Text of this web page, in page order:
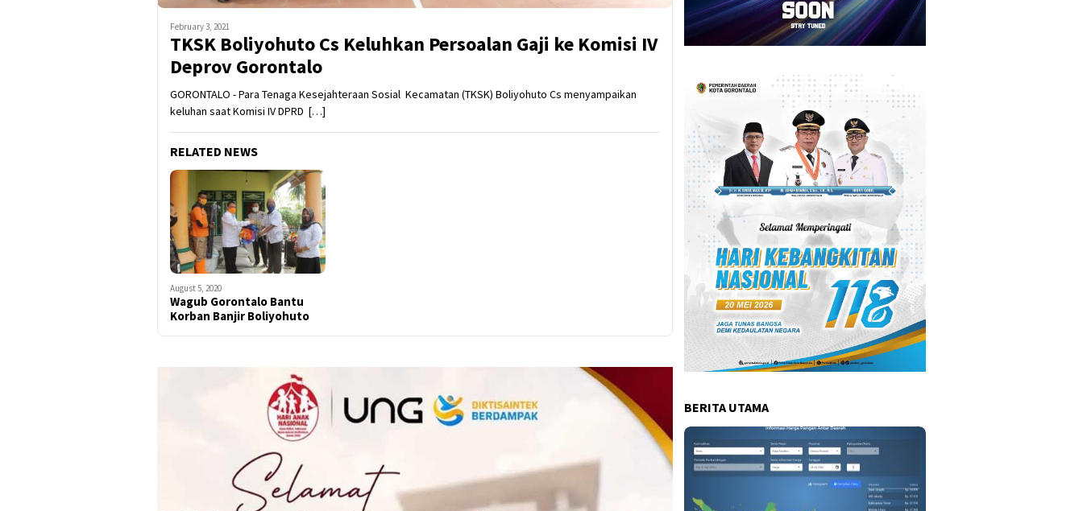
February 3, 2021
TKSK Boliyohuto Cs Keluhkan Persoalan Gaji ke Komisi IV
Deprov Gorontalo
GORONTALO - Para Tenaga Kesejahteraan Sosial Kecamatan (TKSK) Boliyohuto Cs menyampaikan
keluhan saat Komisi IV DPRD […]
RELATED NEWS
August 5, 2020
Wagub Gorontalo Bantu
Korban Banjir Boliyohuto
BERITA UTAMA